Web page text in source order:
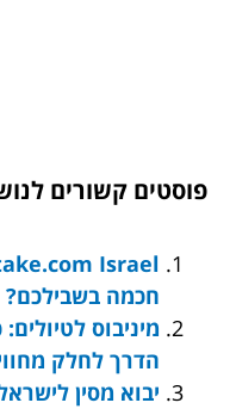
פוסטים קשורים
חכמה בשבילכם?
מיניבוס
הדרך לחלק
יבוא מסין